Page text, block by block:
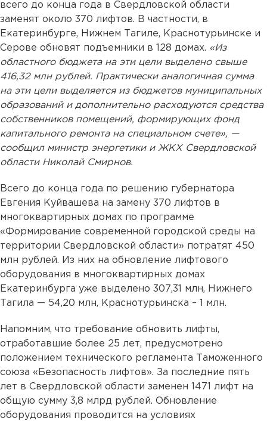
всего до конца года в Свердловской области
заменят около 370 лифтов. В частности, в
Екатеринбурге, Нижнем Тагиле, Краснотурьинске и
Серове обновят подъемники в 128 домах. «Из
областного бюджета на эти цели выделено свыше
416,32 млн рублей. Практически аналогичная сумма
на эти цели выделяется из бюджетов муниципальных
образований и дополнительно расходуются средства
собственников помещений, формирующих фонд
капитального ремонта на специальном счете», —
сообщил министр энергетики и ЖКХ Свердловской
области Николай Смирнов.
Всего до конца года по решению губернатора
Евгения Куйвашева на замену 370 лифтов в
многоквартирных домах по программе
«Формирование современной городской среды на
территории Свердловской области» потратят 450
млн рублей. Из них на обновление лифтового
оборудования в многоквартирных домах
Екатеринбурга уже выделено 307,31 млн, Нижнего
Тагила — 54,20 млн, Краснотурьинска – 1 млн.
Напомним, что требование обновить лифты,
отработавшие более 25 лет, предусмотрено
положением технического регламента Таможенного
союза «Безопасность лифтов». За последние пять
лет в Свердловской области заменен 1471 лифт на
общую сумму 3,8 млрд рублей. Обновление
оборудования проводится на условиях